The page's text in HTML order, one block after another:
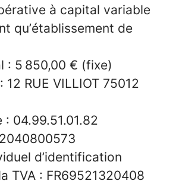
à capital variable
qu’établissement de
: 5 850,00 € (fixe)
12 RUE VILLIOT 75012
: 04.99.51.01.82
d’identification
TVA : FR69521320408